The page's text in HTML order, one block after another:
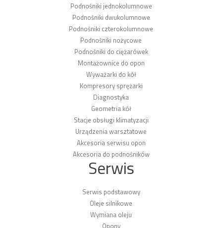
Podnośniki jednokolumnowe
Podnośniki dwukolumnowe
Podnośniki czterokolumnowe
Podnośniki nożycowe
Podnośniki do ciężarówek
Montażownice do opon
Wyważarki do kół
Kompresory sprężarki
Diagnostyka
Geometria kół
Stacje obsługi klimatyzacji
Urządzenia warsztatowe
Akcesoria serwisu opon
Akcesoria do podnośników
Serwis
Serwis podstawowy
Oleje silnikowe
Wymiana oleju
Opony